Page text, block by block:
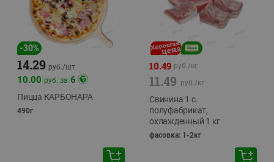
-30%
14.29 руб./шт
10.00 руб. за 6
Пицца КАРБОНАРА
490г
10.49 руб./кг
11.49 руб./кг
Свинина 1 с.
полуфабрикат,
охлажденный 1 кг
фасовка: 1-2кг